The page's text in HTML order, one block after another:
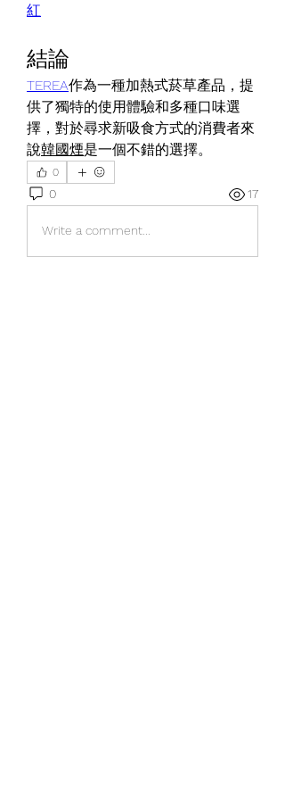
紅
結論
TEREA作為一種加熱式菸草產品，提
供了獨特的使用體驗和多種口味選
擇，對於尋求新吸食方式的消費者來
說韓國煙是一個不錯的選擇。
0
0 17
Write a comment...